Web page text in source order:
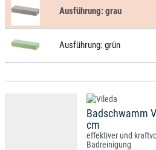
Ausführung:grau
Ausführung: grün
Badschwamm
cm
effektiver und
Badreinigung